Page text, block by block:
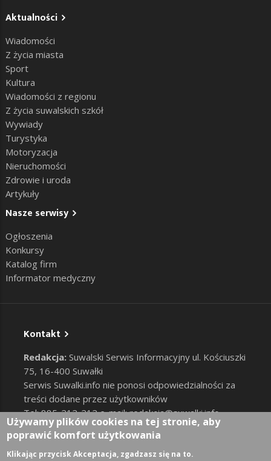
Aktualności
Wiadomości
Z życia miasta
Sport
Kultura
Wiadomości z regionu
Z życia suwalskich szkół
Wywiady
Turystyka
Motoryzacja
Nieruchomości
Zdrowie i uroda
Artykuły
Nasze serwisy
Ogłoszenia
Konkursy
Katalog firm
Informator medyczny
Kontakt
Redakcja: Suwalski Serwis Informacyjny ul. Kościuszki
75, 16-400 Suwałki
Serwis Suwalki.info nie ponosi odpowiedzialności za
treści dodane przez użytkowników
Tel: 885-212-212 e-mail:redakcja@suwalki.info,
reklama@suwalki.info
RODO |Cookies
Zaloguj
Używamy plików cookies na tej stronie, aby
poprawić komfort użytkowania
Klikając przycisk Akceptacja, zgadzasz się na to.